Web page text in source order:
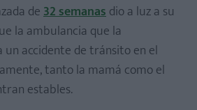
de32 semanasdio a luz a su
la ambulancia que la
accidente de tránsito en el
tanto la mamá como el
estables.